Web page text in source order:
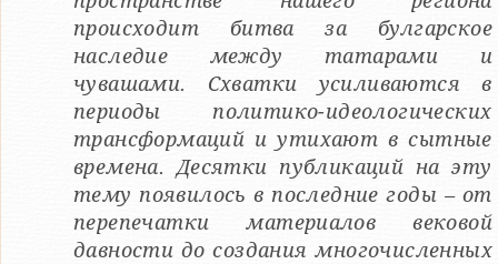
происходит битва за булгарское
наследие между татарами и
чувашами. Схватки усиливаются в
периоды политико-идеологических
трансформаций и утихают в сытные
времена. Десятки публикаций на эту
тему появилось в последние годы – от
перепечатки материалов вековой
давности до создания многочисленных